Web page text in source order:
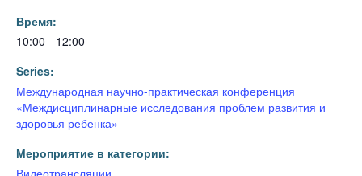
Время:
10:00 - 12:00
Series:
Международная научно-практическая конференция
«Междисциплинарные исследования проблем развития и
здоровья ребенка»
Мероприятие в категории:
Видеотрансляции